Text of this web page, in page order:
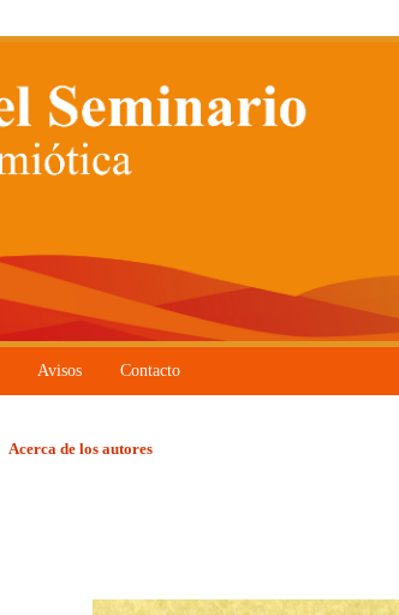
Avisos Contacto
Acerca de los autores